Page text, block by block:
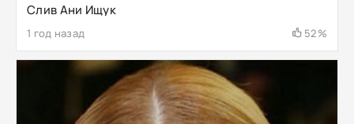
Слив Ани Ищук
1 год назад 52%